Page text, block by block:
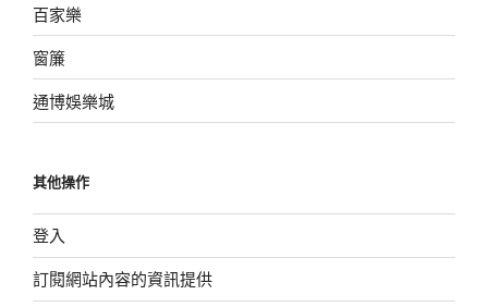
百家樂
窗簾
通博娛樂城
其他操作
登入
訂閱網站內容的資訊提供